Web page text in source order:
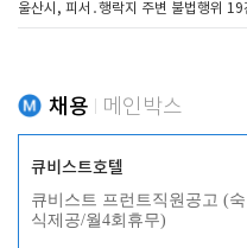
울산시, 피서․행락지 주변 불법행위 19
채용 메인박스
큐비스트호텔
큐비스트 프런트직원공고 (숙
식제공/월4회휴무)